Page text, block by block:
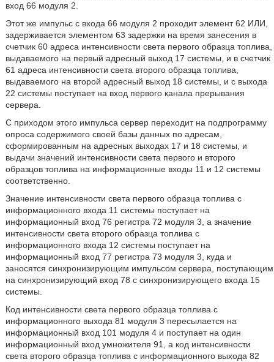
вход 66 модуля 2.
Этот же импульс с входа 66 модуля 2 проходит элемент 62 ИЛИ,
задерживается элементом 63 задержки на время занесения в
счетчик 60 адреса интенсивности света первого образца топлива,
выдаваемого на первый адресный выход 17 системы, и в счетчик
61 адреса интенсивности света второго образца топлива,
выдаваемого на второй адресный выход 18 системы, и с выхода
22 системы поступает на вход первого канала прерывания
сервера.
С приходом этого импульса сервер переходит на подпрограмму
опроса содержимого своей базы данных по адресам,
сформированным на адресных выходах 17 и 18 системы, и
выдачи значений интенсивности света первого и второго
образцов топлива на информационные входы 11 и 12 системы
соответственно.
Значение интенсивности света первого образца топлива с
информационного входа 11 системы поступает на
информационный вход 76 регистра 72 модуля 3, а значение
интенсивности света второго образца топлива с
информационного входа 12 системы поступает на
информационный вход 77 регистра 73 модуля 3, куда и
заносятся синхронизирующим импульсом сервера, поступающим
на синхронизирующий вход 78 с синхронизирующего входа 15
системы.
Код интенсивности света первого образца топлива с
информационного выхода 81 модуля 3 пересылается на
информационный вход 101 модуля 4 и поступает на один
информационный вход умножителя 91, а код интенсивности
света второго образца топлива с информационного выхода 82